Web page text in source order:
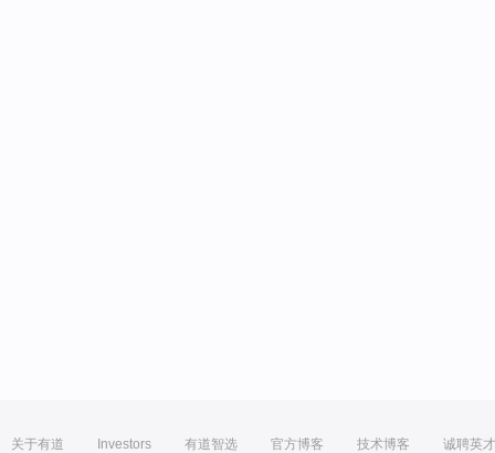
关于有道 Investors 有道智选 官方博客 技术博客 诚聘英才